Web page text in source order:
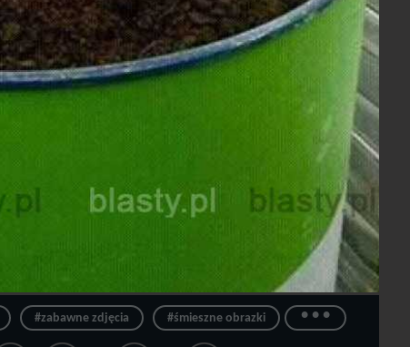
#zabawne zdjęcia #śmieszne obrazki ...